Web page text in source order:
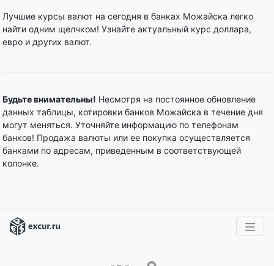
Лучшие курсы валют на сегодня в банках Можайска легко
найти одним щелчком! Узнайте актуальный курс доллара,
евро и других валют.
Будьте внимательны! Несмотря на постоянное обновление
данных таблицы, котировки банков Можайска в течение дня
могут меняться. Уточняйте информацию по телефонам
банков! Продажа валюты или ее покупка осуществляется
банками по адресам, приведенным в соответствующей
колонке.